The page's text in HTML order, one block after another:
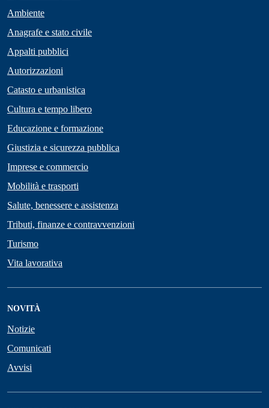
Ambiente
Anagrafe e stato civile
Appalti pubblici
Autorizzazioni
Catasto e urbanistica
Cultura e tempo libero
Educazione e formazione
Giustizia e sicurezza pubblica
Imprese e commercio
Mobilità e trasporti
Salute, benessere e assistenza
Tributi, finanze e contravvenzioni
Turismo
Vita lavorativa
NOVITÀ
Notizie
Comunicati
Avvisi